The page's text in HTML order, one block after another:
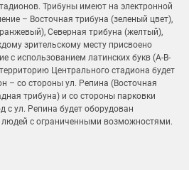
Трибуны имеют на электронной
– Восточная трибуна (зеленый цвет),
Северная трибуна (желтый),
зрительскому месту присвоено
с использованием латинских букв (А-B-
Центрального стадиона будет
– со стороны ул. Репина (Восточная
трибуна) и со стороны парковки
с ул. Репина будет оборудован
с ограниченными возможностями.